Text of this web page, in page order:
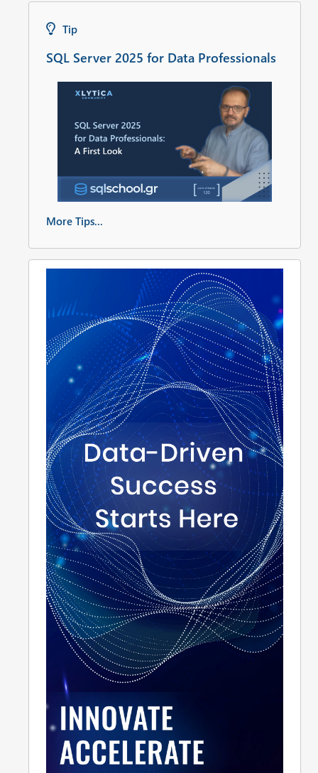
Tip
SQL Server 2025 for Data Professionals
More Tips...